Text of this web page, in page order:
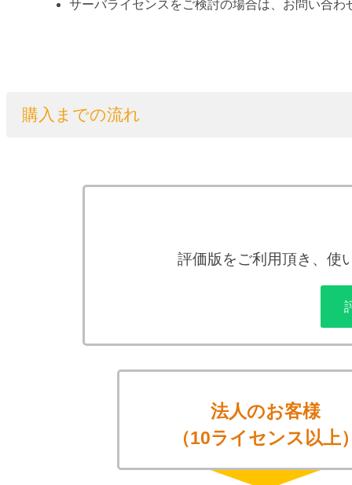
サーバライセンスをご検討の場合は、お問い合
購入までの流れ
評価版をご利用頂き、使
法人のお客様
（10ライセンス以上